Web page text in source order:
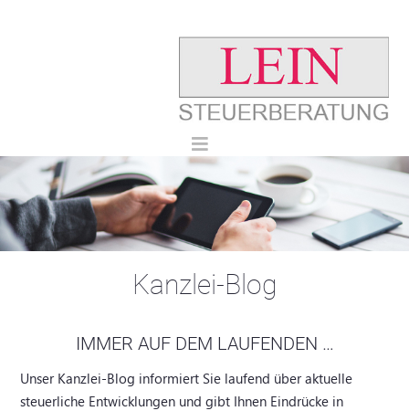
Kanzlei-Blog
IMMER AUF DEM LAUFENDEN …
Unser Kanzlei-Blog informiert Sie laufend über aktuelle
steuerliche Entwicklungen und gibt Ihnen Eindrücke in